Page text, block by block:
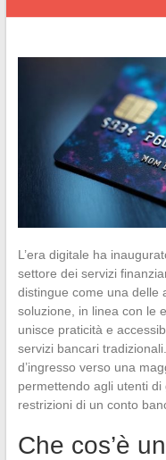
L’era digitale ha
settore dei servizi
distingue come una delle
soluzione, in linea con le
unisce praticità e
servizi bancari
d’ingresso verso una
permettendo agli utenti
restrizioni di un conto
Che cos’è